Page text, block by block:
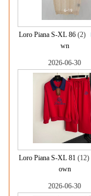
Loro Piana S-XL 86 (2)
wn
2026-06-30
Loro Piana S-XL 81 (12)
own
2026-06-30